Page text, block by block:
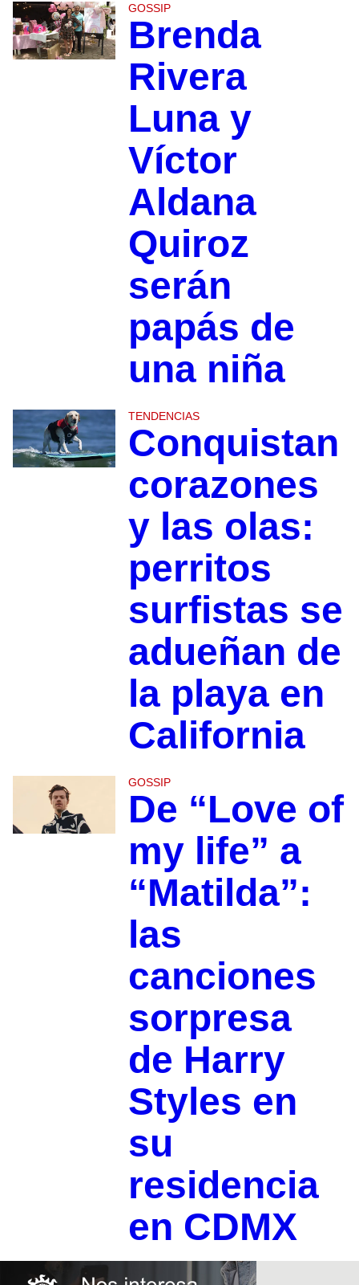
GOSSIP
Brenda
Rivera
Luna y
Víctor
Aldana
Quiroz
serán
papás de
una niña
TENDENCIAS
Conquistan
corazones
y las olas:
perritos
surfistas se
adueñan de
la playa en
California
GOSSIP
De “Love of
my life” a
“Matilda”:
las
canciones
sorpresa
de Harry
Styles en
su
residencia
en CDMX